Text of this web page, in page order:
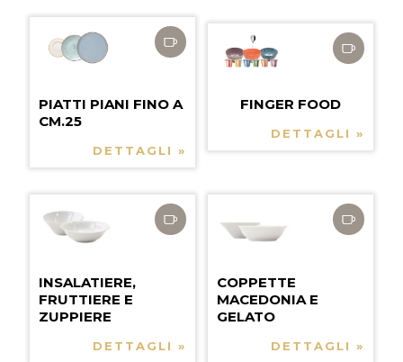
PIATTI PIANI FINO A
CM.25
DETTAGLI »
FINGER FOOD
DETTAGLI »
INSALATIERE,
FRUTTIERE E
ZUPPIERE
DETTAGLI »
COPPETTE
MACEDONIA E
GELATO
DETTAGLI »